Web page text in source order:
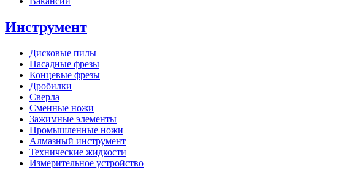
Инструмент
Дисковые пилы
Насадные фрезы
Концевые фрезы
Дробилки
Сверла
Сменные ножи
Зажимные элементы
Промышленные ножи
Алмазный инструмент
Технические жидкости
Измерительное устройство